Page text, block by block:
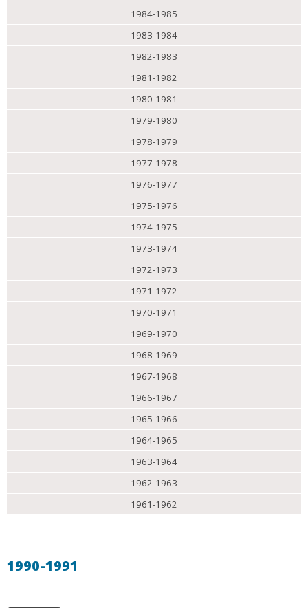
1984-1985
1983-1984
1982-1983
1981-1982
1980-1981
1979-1980
1978-1979
1977-1978
1976-1977
1975-1976
1974-1975
1973-1974
1972-1973
1971-1972
1970-1971
1969-1970
1968-1969
1967-1968
1966-1967
1965-1966
1964-1965
1963-1964
1962-1963
1961-1962
1990-1991